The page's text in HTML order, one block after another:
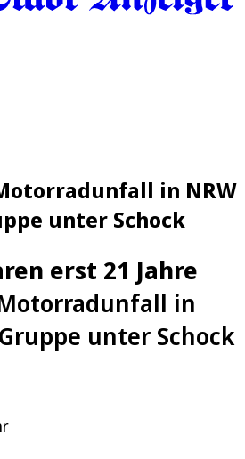
in NRW
unter Schock
erst 21 Jahre
in
unter Schock